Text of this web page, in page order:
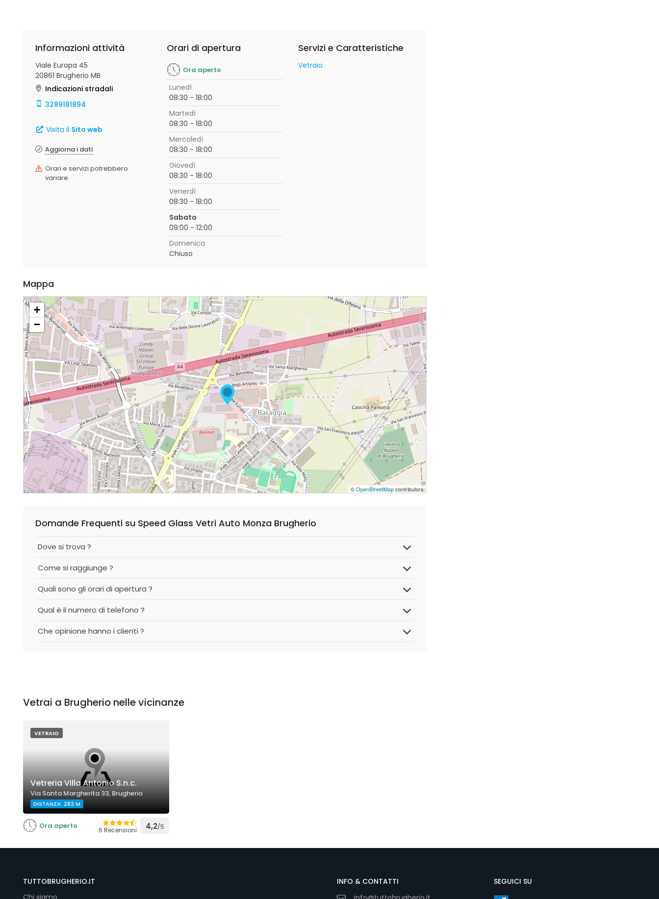
Informazioni attività
Viale Europa 45
20861 Brugherio MB
Indicazioni stradali
3289181894
Visita il Sito web
Aggiorna i dati
Orari e servizi potrebbero
variare
Orari di apertura
Ora aperto
Lunedì
08:30 - 18:00
Martedì
08:30 - 18:00
Mercoledì
08:30 - 18:00
Giovedì
08:30 - 18:00
Venerdì
08:30 - 18:00
Sabato
09:00 - 12:00
Domenica
Chiuso
Servizi e Caratteristiche
Vetraio
Mappa
+
−
©OpenStreetMapcontributors
Domande Frequenti su Speed Glass Vetri Auto Monza Brugherio
Dove si trova ?
Come si raggiunge ?
Quali sono gli orari di apertura ?
Qual è il numero di telefono ?
Che opinione hanno i clienti ?
Vetrai a Brugherio nelle vicinanze
VETRAIO
Vetreria Villa Antonio S.n.c.
Via Santa Margherita 33, Brugherio
DISTANZA: 283 M
Ora aperto 6 Recensioni 4,2/5
TUTTOBRUGHERIO.IT
Chi siamo
INFO & CONTATTI
SEGUICI SU